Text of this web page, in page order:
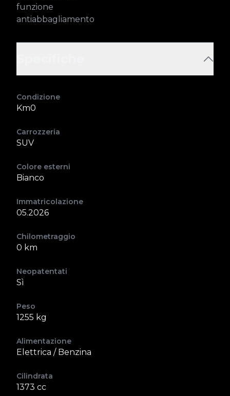
funzione
antiabbagliamento
Condizione
Km0
Carrozzeria
SUV
Colore esterni
Bianco
Immatricolazione
05.2026
Chilometraggio
0 km
Neopatentati
Sì
Peso
1255 kg
Alimentazione
Elettrica / Benzina
Cilindrata
1373 cc